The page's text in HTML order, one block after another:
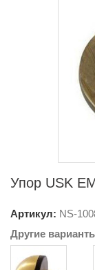
Упор USK
Артикул: NS-
Другие